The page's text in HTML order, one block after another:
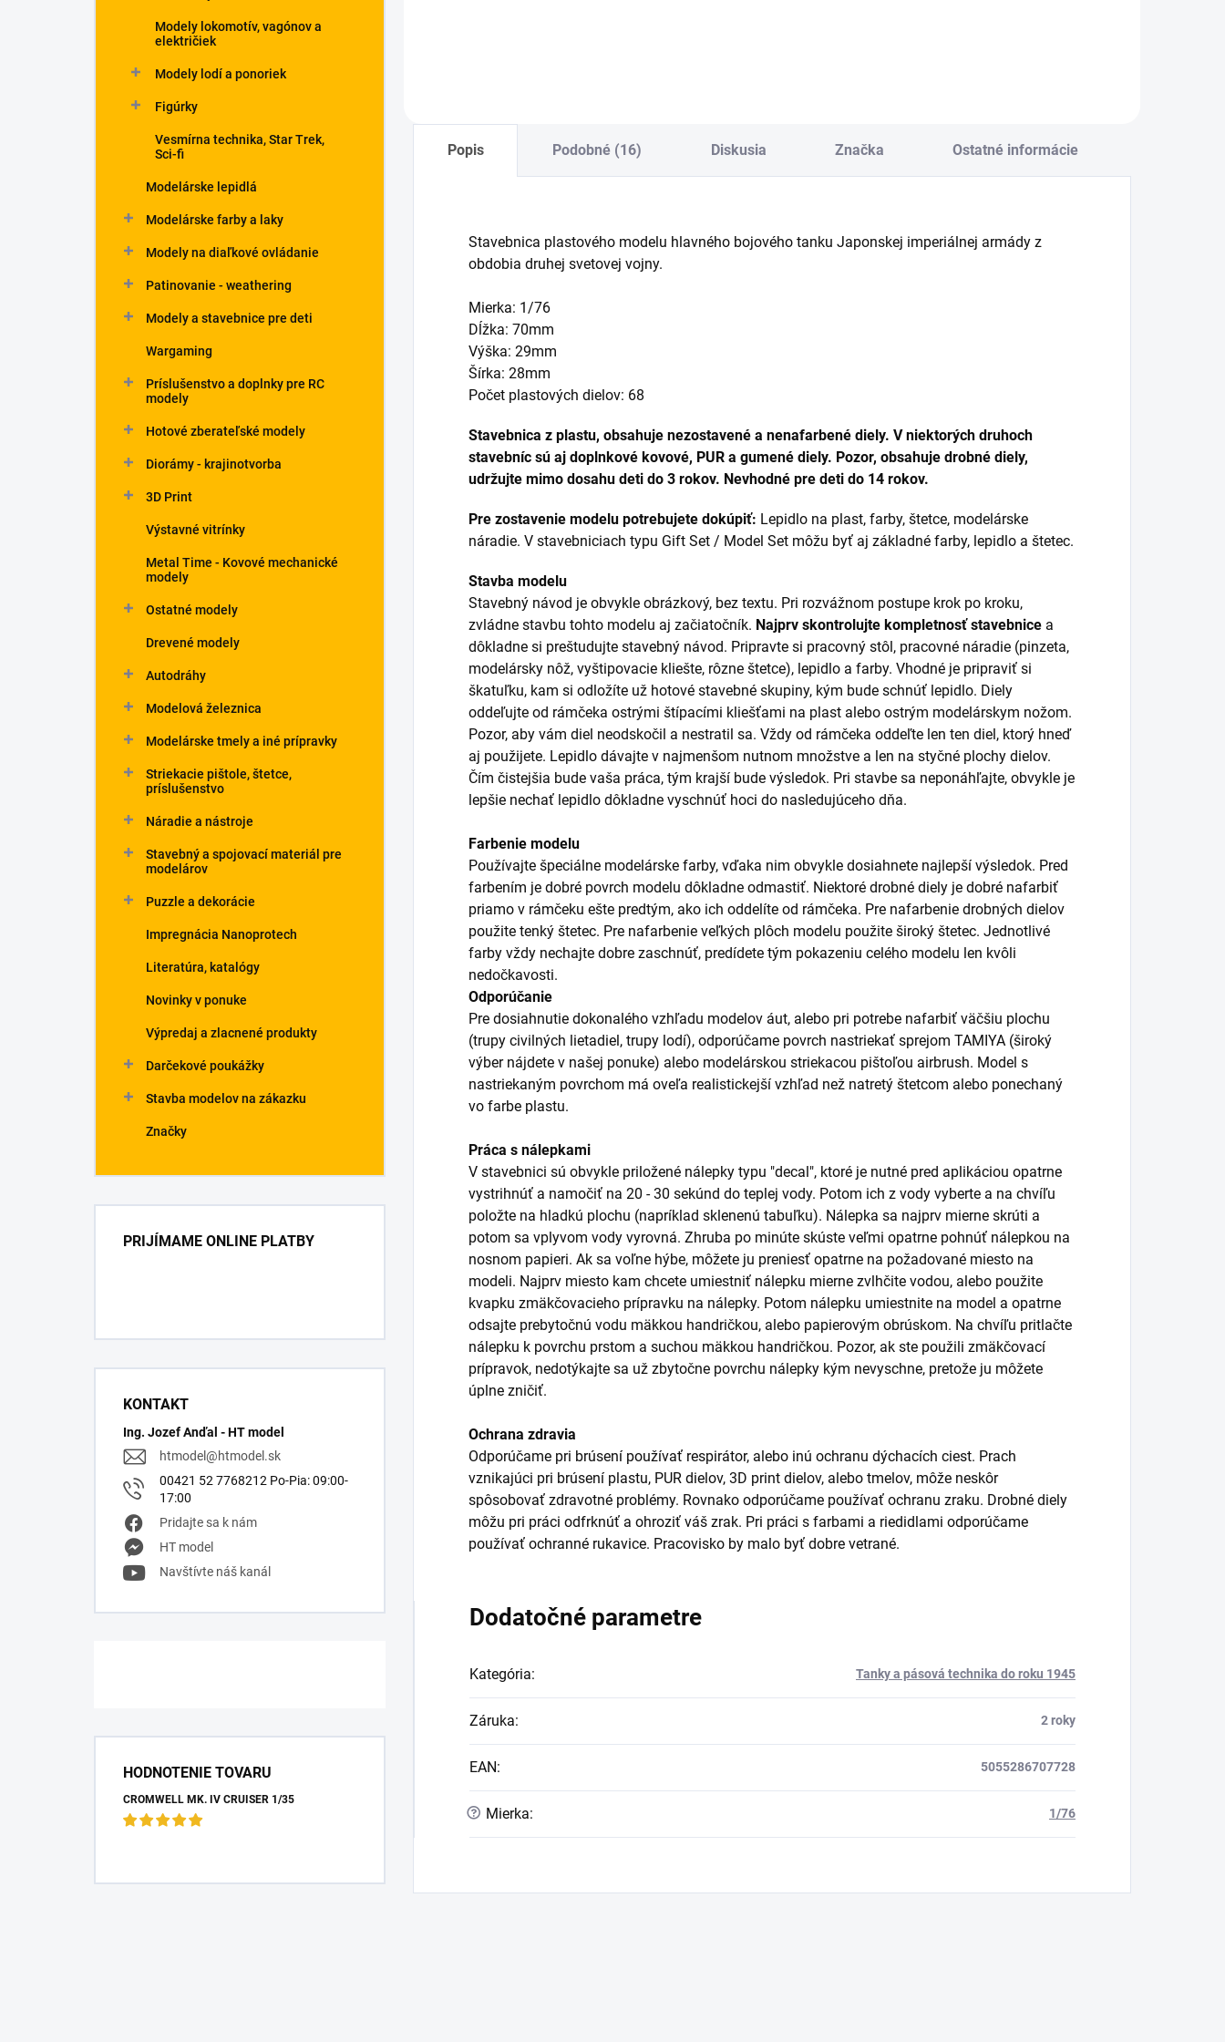
Modely lokomotív, vagónov a
električiek
Modely lodí a ponoriek
Figúrky
Vesmírna technika, Star Trek,
Sci-fi
Modelárske lepidlá
Modelárske farby a laky
Modely na diaľkové ovládanie
Patinovanie - weathering
Modely a stavebnice pre deti
Wargaming
Príslušenstvo a doplnky pre RC
modely
Hotové zberateľské modely
Diorámy - krajinotvorba
3D Print
Výstavné vitrínky
Metal Time - Kovové mechanické
modely
Ostatné modely
Drevené modely
Autodráhy
Modelová železnica
Modelárske tmely a iné prípravky
Striekacie pištole, štetce,
príslušenstvo
Náradie a nástroje
Stavebný a spojovací materiál pre
modelárov
Puzzle a dekorácie
Impregnácia Nanoprotech
Literatúra, katalógy
Novinky v ponuke
Výpredaj a zlacnené produkty
Darčekové poukážky
Stavba modelov na zákazku
Značky
PRIJÍMAME ONLINE PLATBY
KONTAKT
Ing. Jozef Anďal - HT model
htmodel@htmodel.sk
00421 52 7768212 Po-Pia: 09:00-
17:00
Pridajte sa k nám
HT model
Navštívte náš kanál
HODNOTENIE TOVARU
CROMWELL MK. IV CRUISER 1/35
Popis Podobné (16) Diskusia Značka Ostatné informácie
Stavebnica plastového modelu hlavného bojového tanku Japonskej imperiálnej armády z
obdobia druhej svetovej vojny.
Mierka: 1/76
Dĺžka: 70mm
Výška: 29mm
Šírka: 28mm
Počet plastových dielov: 68
Stavebnica z plastu, obsahuje nezostavené a nenafarbené diely. V niektorých druhoch
stavebníc sú aj doplnkové kovové, PUR a gumené diely. Pozor, obsahuje drobné diely,
udržujte mimo dosahu deti do 3 rokov. Nevhodné pre deti do 14 rokov.
Pre zostavenie modelu potrebujete dokúpiť: Lepidlo na plast, farby, štetce, modelárske
náradie. V stavebniciach typu Gift Set / Model Set môžu byť aj základné farby, lepidlo a štetec.
Stavba modelu
Stavebný návod je obvykle obrázkový, bez textu. Pri rozvážnom postupe krok po kroku,
zvládne stavbu tohto modelu aj začiatočník. Najprv skontrolujte kompletnosť stavebnice a
dôkladne si preštudujte stavebný návod. Pripravte si pracovný stôl, pracovné náradie (pinzeta,
modelársky nôž, vyštipovacie kliešte, rôzne štetce), lepidlo a farby. Vhodné je pripraviť si
škatuľku, kam si odložíte už hotové stavebné skupiny, kým bude schnúť lepidlo. Diely
oddeľujte od rámčeka ostrými štípacími kliešťami na plast alebo ostrým modelárskym nožom.
Pozor, aby vám diel neodskočil a nestratil sa. Vždy od rámčeka oddeľte len ten diel, ktorý hneď
aj použijete. Lepidlo dávajte v najmenšom nutnom množstve a len na styčné plochy dielov.
Čím čistejšia bude vaša práca, tým krajší bude výsledok. Pri stavbe sa neponáhľajte, obvykle je
lepšie nechať lepidlo dôkladne vyschnúť hoci do nasledujúceho dňa.
Farbenie modelu
Používajte špeciálne modelárske farby, vďaka nim obvykle dosiahnete najlepší výsledok. Pred
farbením je dobré povrch modelu dôkladne odmastiť. Niektoré drobné diely je dobré nafarbiť
priamo v rámčeku ešte predtým, ako ich oddelíte od rámčeka. Pre nafarbenie drobných dielov
použite tenký štetec. Pre nafarbenie veľkých plôch modelu použite široký štetec. Jednotlivé
farby vždy nechajte dobre zaschnúť, predídete tým pokazeniu celého modelu len kvôli
nedočkavosti.
Odporúčanie
Pre dosiahnutie dokonalého vzhľadu modelov áut, alebo pri potrebe nafarbiť väčšiu plochu
(trupy civilných lietadiel, trupy lodí), odporúčame povrch nastriekať sprejom TAMIYA (široký
výber nájdete v našej ponuke) alebo modelárskou striekacou pištoľou airbrush. Model s
nastriekaným povrchom má oveľa realistickejší vzhľad než natretý štetcom alebo ponechaný
vo farbe plastu.
Práca s nálepkami
V stavebnici sú obvykle priložené nálepky typu "decal", ktoré je nutné pred aplikáciou opatrne
vystrihnúť a namočiť na 20 - 30 sekúnd do teplej vody. Potom ich z vody vyberte a na chvíľu
položte na hladkú plochu (napríklad sklenenú tabuľku). Nálepka sa najprv mierne skrúti a
potom sa vplyvom vody vyrovná. Zhruba po minúte skúste veľmi opatrne pohnúť nálepkou na
nosnom papieri. Ak sa voľne hýbe, môžete ju preniesť opatrne na požadované miesto na
modeli. Najprv miesto kam chcete umiestniť nálepku mierne zvlhčite vodou, alebo použite
kvapku zmäkčovacieho prípravku na nálepky. Potom nálepku umiestnite na model a opatrne
odsajte prebytočnú vodu mäkkou handričkou, alebo papierovým obrúskom. Na chvíľu pritlačte
nálepku k povrchu prstom a suchou mäkkou handričkou. Pozor, ak ste použili zmäkčovací
prípravok, nedotýkajte sa už zbytočne povrchu nálepky kým nevyschne, pretože ju môžete
úplne zničiť.
Ochrana zdravia
Odporúčame pri brúsení používať respirátor, alebo inú ochranu dýchacích ciest. Prach
vznikajúci pri brúsení plastu, PUR dielov, 3D print dielov, alebo tmelov, môže neskôr
spôsobovať zdravotné problémy. Rovnako odporúčame používať ochranu zraku. Drobné diely
môžu pri práci odfrknúť a ohroziť váš zrak. Pri práci s farbami a riedidlami odporúčame
používať ochranné rukavice. Pracovisko by malo byť dobre vetrané.
Dodatočné parametre
Kategória: Tanky a pásová technika do roku 1945
Záruka: 2 roky
EAN: 5055286707728
? Mierka: 1/76